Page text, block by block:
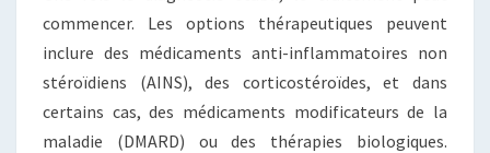
commencer. Les options thérapeutiques peuvent
inclure des médicaments anti-inflammatoires non
stéroïdiens (AINS), des corticostéroïdes, et dans
certains cas, des médicaments modificateurs de la
maladie (DMARD) ou des thérapies biologiques.